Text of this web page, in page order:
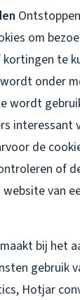
om
te
onder
wordt
interessant
de
of
van
bij het
gebruik
Hotjar